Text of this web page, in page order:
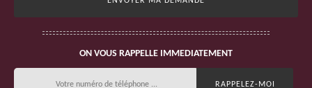
ON VOUS RAPPELLE IMMEDIATEMENT